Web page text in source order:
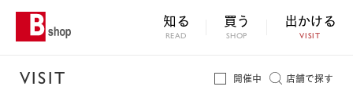
知る
READ
買う
SHOP
出かける
VISIT
VISIT 開催中 店舗で探す